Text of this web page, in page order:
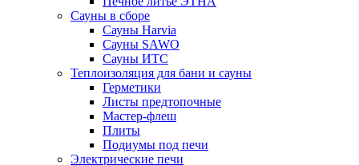
Сауны в сборе
Cауны Harvia
Сауны SAWO
Сауны ИТС
Теплоизоляция для бани и сауны
Герметики
Листы предтопочные
Мастер-флеш
Плиты
Подиумы под печи
Электрические печи